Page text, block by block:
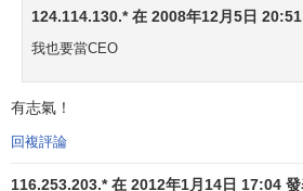
124.114.130.* 在 2008年12月5日
我也要當CEO
有志氣！
回複評論
116.253.203.* 在 2012年1月14日 17:04